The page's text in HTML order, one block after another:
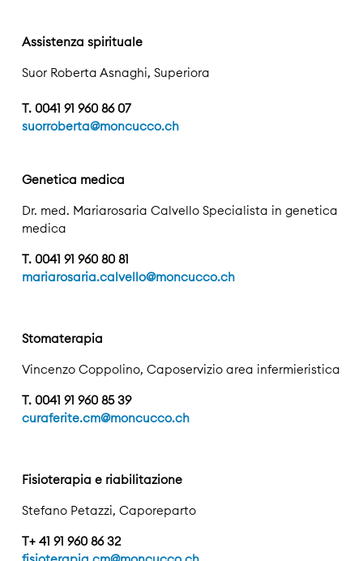
Assistenza spirituale
Suor Roberta Asnaghi, Superiora
T. 0041 91 960 86 07
suorroberta@moncucco.ch
Genetica medica
Dr. med. Mariarosaria Calvello Specialista in genetica
medica
T. 0041 91 960 80 81
mariarosaria.calvello@moncucco.ch
Stomaterapia
Vincenzo Coppolino, Caposervizio area infermieristica
T. 0041 91 960 85 39
curaferite.cm@moncucco.ch
Fisioterapia e riabilitazione
Stefano Petazzi, Caporeparto
T+ 41 91 960 86 32